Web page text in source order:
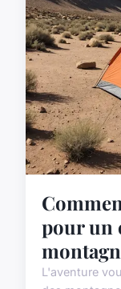
pour un
L'aventure